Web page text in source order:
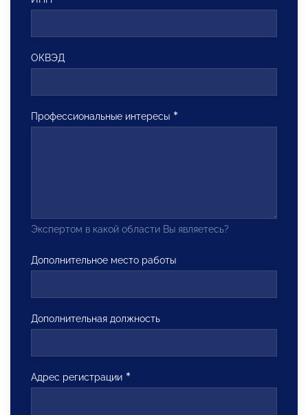
ОКВЭД
Профессиональные интересы
Экспертом в какой области Вы являетесь?
Дополнительное место работы
Дополнительная должность
Адрес регистрации